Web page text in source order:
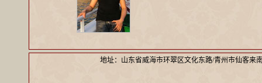
地址：山东省威海市环翠区文化东路/青州市仙客来